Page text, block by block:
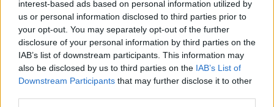
interest-based ads based on personal information utilized by
us or personal information disclosed to third parties prior to
your opt-out. You may separately opt-out of the further
disclosure of your personal information by third parties on the
IAB’s list of downstream participants. This information may
also be disclosed by us to third parties on the IAB’s List of
Downstream Participants that may further disclose it to other
"Sbagliato fargli fare
propaganda a Sanremo".
Paragone contro la lettera di
Zelensky
07/02/2023